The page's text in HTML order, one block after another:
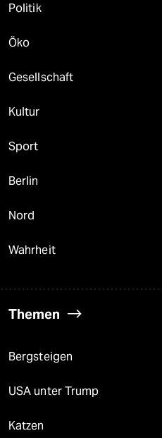
Politik
Öko
Gesellschaft
Kultur
Sport
Berlin
Nord
Wahrheit
Themen
Bergsteigen
USA unter Trump
Katzen